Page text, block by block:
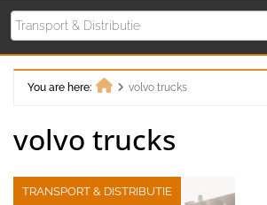
You are here:
volvo trucks
volvo trucks
TRANSPORT & DISTRIBUTIE